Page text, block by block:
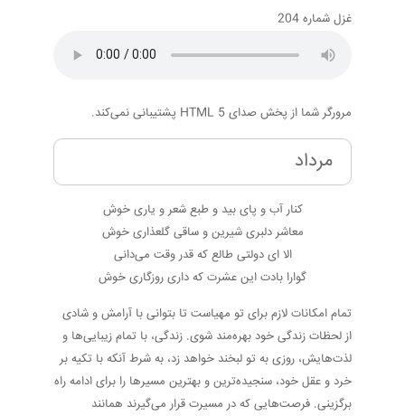
غزل شماره 204
مرورگر شما از پخش صدای HTML 5 پشتیبانی نمی‌کند.
مرداد
کنار آب و پای بید و طبع شعر و یاری خوش
معاشر دلبری شیرین و ساقی گلعذاری خوش
الا ای دولتی طالع که قدر وقت می‌دانی
گوارا بادت این عشرت که داری روزگاری خوش
تمام امکانات لازم برای تو مهیاست تا بتوانی با آرامش و شادی
از لحظات زندگی خود بهره‌مند شوی. زندگی، با تمام زیبایی‌ها و
لذت‌هایش، روزی به تو لبخند خواهد زد، به شرط آنکه با تکیه بر
خرد و عقل خود، سنجیده‌ترین و بهترین مسیرها را برای ادامه راه
برگزینی. فرصت‌هایی که در مسیرت قرار می‌گیرند همانند